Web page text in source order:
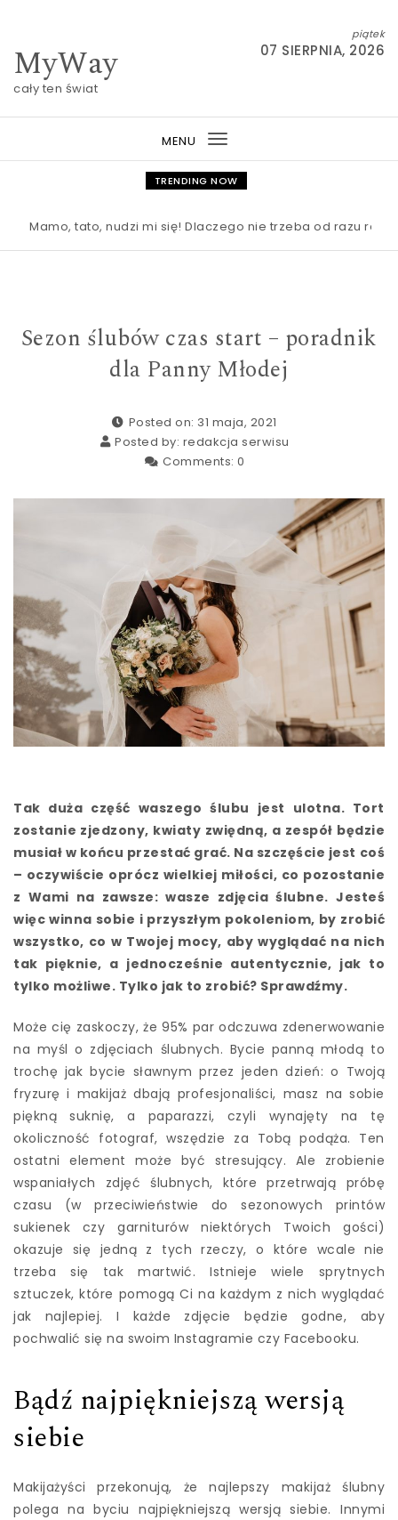
MyWay
cały ten świat
piątek
07 SIERPNIA, 2026
MENU
Toggle
navigation
TRENDING NOW
tato, nudzi mi się! Dlaczego nie trzeba od razu ratować
Sezon ślubów czas start – poradnik
dla Panny Młodej
Posted on: 31 maja, 2021
Posted by: redakcja serwisu
Comments: 0
Tak duża część waszego ślubu jest ulotna. Tort
zostanie zjedzony, kwiaty zwiędną, a zespół będzie
musiał w końcu przestać grać. Na szczęście jest coś
– oczywiście oprócz wielkiej miłości, co pozostanie
z Wami na zawsze: wasze zdjęcia ślubne. Jesteś
więc winna sobie i przyszłym pokoleniom, by zrobić
wszystko, co w Twojej mocy, aby wyglądać na nich
tak pięknie, a jednocześnie autentycznie, jak to
tylko możliwe. Tylko jak to zrobić? Sprawdźmy.
Może cię zaskoczy, że 95% par odczuwa zdenerwowanie
na myśl o zdjęciach ślubnych. Bycie panną młodą to
trochę jak bycie sławnym przez jeden dzień: o Twoją
fryzurę i makijaż dbają profesjonaliści, masz na sobie
piękną suknię, a paparazzi, czyli wynajęty na tę
okoliczność fotograf, wszędzie za Tobą podąża. Ten
ostatni element może być stresujący. Ale zrobienie
wspaniałych zdjęć ślubnych, które przetrwają próbę
czasu (w przeciwieństwie do sezonowych printów
sukienek czy garniturów niektórych Twoich gości)
okazuje się jedną z tych rzeczy, o które wcale nie
trzeba się tak martwić. Istnieje wiele sprytnych
sztuczek, które pomogą Ci na każdym z nich wyglądać
jak najlepiej. I każde zdjęcie będzie godne, aby
pochwalić się na swoim Instagramie czy Facebooku.
Bądź najpiękniejszą wersją
siebie
Makijażyści przekonują, że najlepszy makijaż ślubny
polega na byciu najpiękniejszą wersją siebie. Innymi